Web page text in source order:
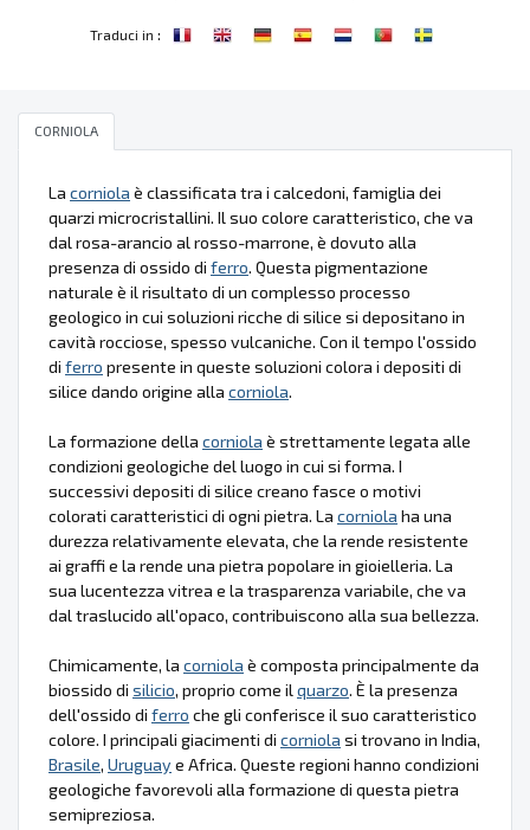
Traduci in :
CORNIOLA
La corniola è classificata tra i calcedoni, famiglia dei
quarzi microcristallini. Il suo colore caratteristico, che va
dal rosa-arancio al rosso-marrone, è dovuto alla
presenza di ossido di ferro. Questa pigmentazione
naturale è il risultato di un complesso processo
geologico in cui soluzioni ricche di silice si depositano in
cavità rocciose, spesso vulcaniche. Con il tempo l'ossido
di ferro presente in queste soluzioni colora i depositi di
silice dando origine alla corniola.
La formazione della corniola è strettamente legata alle
condizioni geologiche del luogo in cui si forma. I
successivi depositi di silice creano fasce o motivi
colorati caratteristici di ogni pietra. La corniola ha una
durezza relativamente elevata, che la rende resistente
ai graffi e la rende una pietra popolare in gioielleria. La
sua lucentezza vitrea e la trasparenza variabile, che va
dal traslucido all'opaco, contribuiscono alla sua bellezza.
Chimicamente, la corniola è composta principalmente da
biossido di silicio, proprio come il quarzo. È la presenza
dell'ossido di ferro che gli conferisce il suo caratteristico
colore. I principali giacimenti di corniola si trovano in India,
Brasile, Uruguay e Africa. Queste regioni hanno condizioni
geologiche favorevoli alla formazione di questa pietra
semipreziosa.